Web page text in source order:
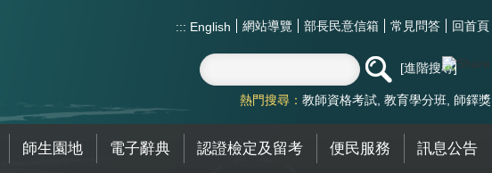
::: English 網站導覽 部長民意信箱 常見問答 回首頁
進階搜尋
熱門搜尋： 教師資格考試 教育學分班 師鐸獎
師生園地 電子辭典 認證檢定及留考 便民服務 訊息公告